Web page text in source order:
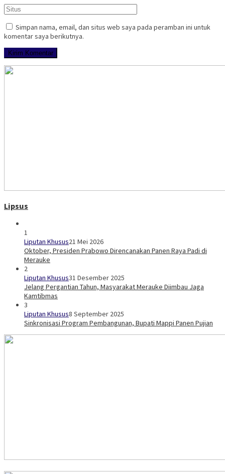
Simpan nama, email, dan situs web saya pada peramban ini untuk
komentar saya berikutnya.
Lipsus
1
Liputan Khusus21 Mei 2026
Oktober, Presiden Prabowo Direncanakan Panen Raya Padi di
Merauke
2
Liputan Khusus31 Desember 2025
Jelang Pergantian Tahun, Masyarakat Merauke Diimbau Jaga
Kamtibmas
3
Liputan Khusus8 September 2025
Sinkronisasi Program Pembangunan, Bupati Mappi Panen Pujian